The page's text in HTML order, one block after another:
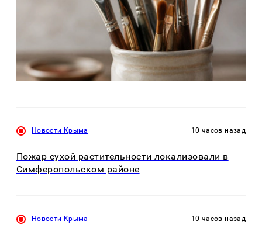
Новости Крыма 10 часов назад
Пожар сухой растительности локализовали в
Симферопольском районе
Новости Крыма 10 часов назад